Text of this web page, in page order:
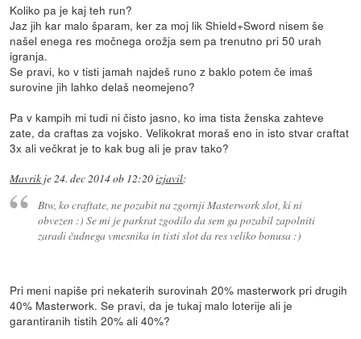
Koliko pa je kaj teh run?
Jaz jih kar malo šparam, ker za moj lik Shield+Sword nisem še
našel enega res močnega orožja sem pa trenutno pri 50 urah
igranja.
Se pravi, ko v tisti jamah najdeš runo z baklo potem če imaš
surovine jih lahko delaš neomejeno?
Pa v kampih mi tudi ni čisto jasno, ko ima tista ženska zahteve
zate, da craftas za vojsko. Velikokrat moraš eno in isto stvar craftat
3x ali večkrat je to kak bug ali je prav tako?
Mavrik je24. dec 2014 ob 12:20izjavil:
Btw, ko craftate, ne pozabit na zgornji Masterwork slot, ki ni
obvezen :) Se mi je parkrat zgodilo da sem ga pozabil zapolniti
zaradi čudnega vmesnika in tisti slot da res veliko bonusa :)
Pri meni napiše pri nekaterih surovinah 20% masterwork pri drugih
40% Masterwork. Se pravi, da je tukaj malo loterije ali je
garantiranih tistih 20% ali 40%?